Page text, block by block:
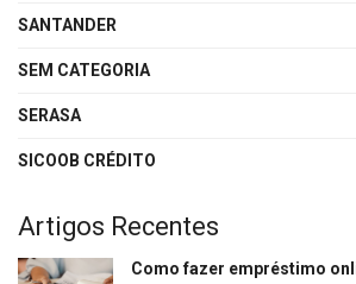
SANTANDER
SEM CATEGORIA
SERASA
SICOOB CRÉDITO
Artigos Recentes
Como fazer empréstimo